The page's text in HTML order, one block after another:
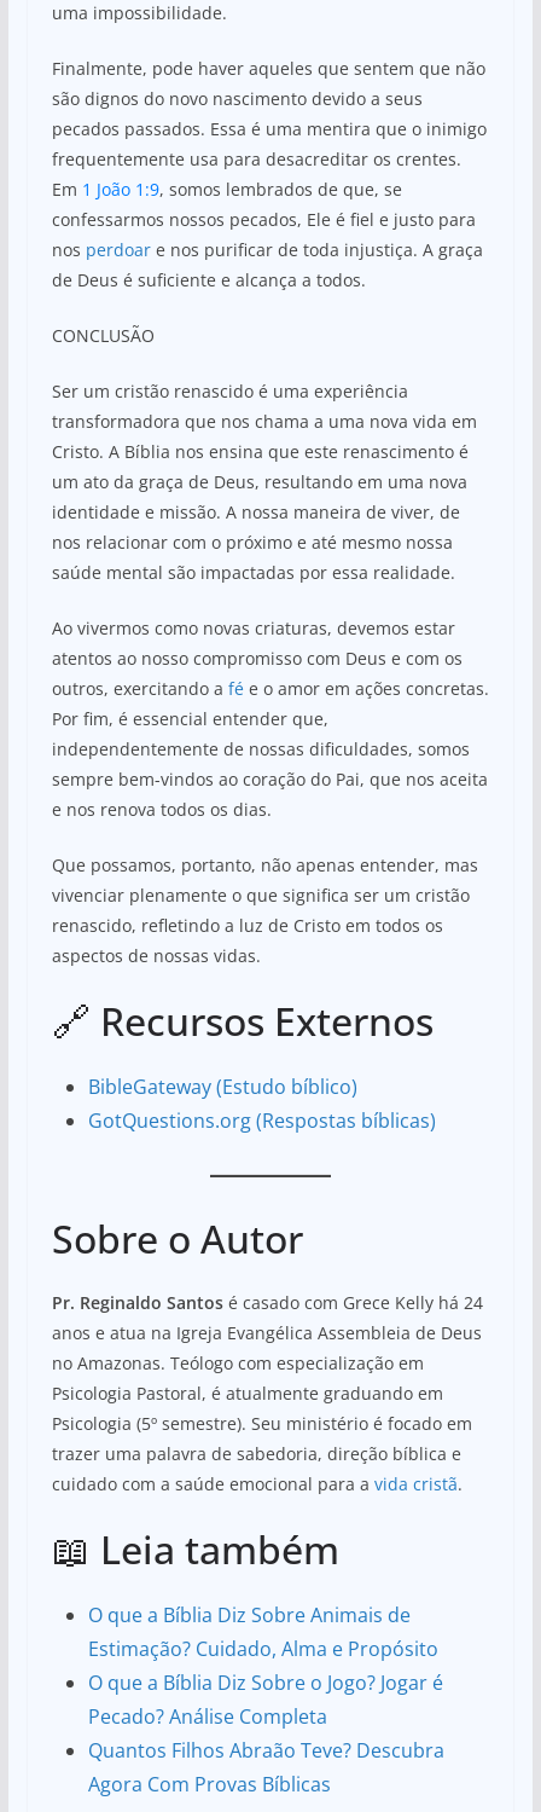
uma impossibilidade.
Finalmente, pode haver aqueles que sentem que não
são dignos do novo nascimento devido a seus
pecados passados. Essa é uma mentira que o inimigo
frequentemente usa para desacreditar os crentes.
Em 1 João 1:9, somos lembrados de que, se
confessarmos nossos pecados, Ele é fiel e justo para
nos perdoare nos purificar de toda injustiça. A graça
de Deus é suficiente e alcança a todos.
CONCLUSÃO
Ser um cristão renascido é uma experiência
transformadora que nos chama a uma nova vida em
Cristo. A Bíblia nos ensina que este renascimento é
um ato da graça de Deus, resultando em uma nova
identidade e missão. A nossa maneira de viver, de
nos relacionar com o próximo e até mesmo nossa
saúde mental são impactadas por essa realidade.
Ao vivermos como novas criaturas, devemos estar
atentos ao nosso compromisso com Deus e com os
outros, exercitando a fée o amor em ações concretas.
Por fim, é essencial entender que,
independentemente de nossas dificuldades, somos
sempre bem-vindos ao coração do Pai, que nos aceita
e nos renova todos os dias.
Que possamos, portanto, não apenas entender, mas
vivenciar plenamente o que significa ser um cristão
renascido, refletindo a luz de Cristo em todos os
aspectos de nossas vidas.
🔗 Recursos Externos
BibleGateway (Estudo bíblico)
GotQuestions.org (Respostas bíblicas)
Sobre o Autor
Pr. Reginaldo Santosé casado com Grece Kelly há 24
anos e atua na Igreja Evangélica Assembleia de Deus
no Amazonas. Teólogo com especialização em
Psicologia Pastoral, é atualmente graduando em
Psicologia (5º semestre). Seu ministério é focado em
trazer uma palavra de sabedoria, direção bíblica e
cuidado com a saúde emocional para a vida cristã.
📖 Leia também
O que a Bíblia Diz Sobre Animais de
Estimação? Cuidado, Alma e Propósito
O que a Bíblia Diz Sobre o Jogo? Jogar é
Pecado? Análise Completa
Quantos Filhos Abraão Teve? Descubra
Agora Com Provas Bíblicas